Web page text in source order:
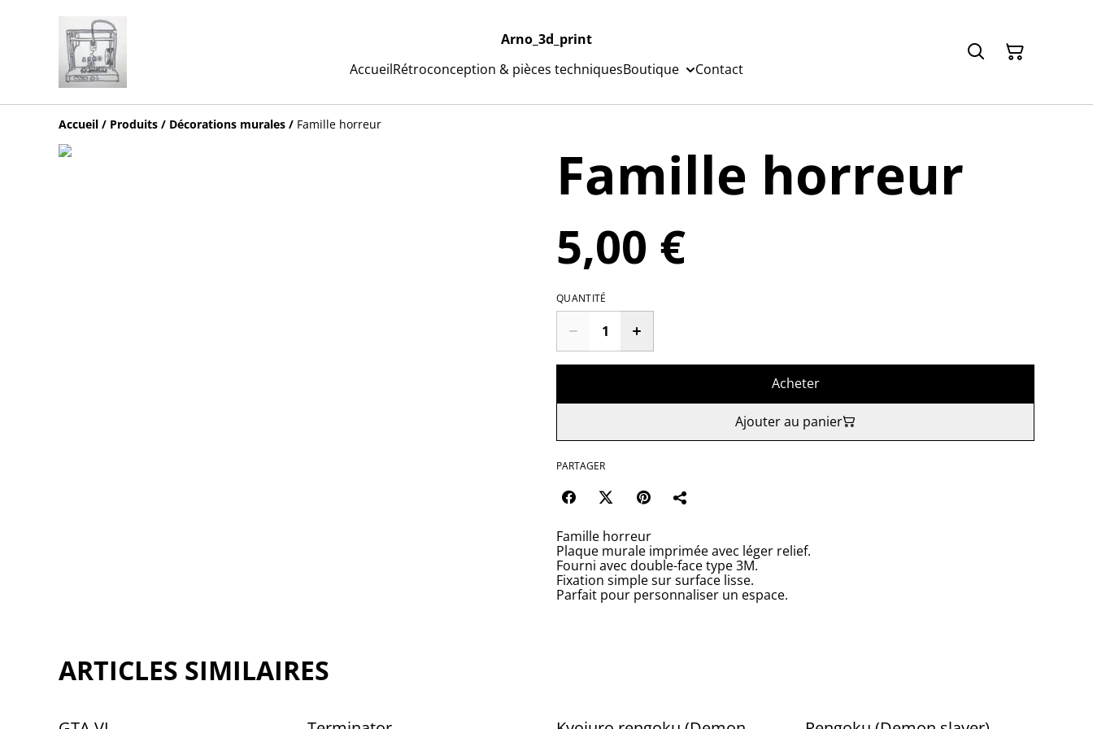
Arno_3d_print
AccueilRétroconception & pièces techniquesBoutique Contact
Accueil / Produits / Décorations murales / Famille horreur
Famille horreur
5,00 €
QUANTITÉ
Acheter
Ajouter au panier
PARTAGER
Famille horreur
Plaque murale imprimée avec léger relief.
Fourni avec double-face type 3M.
Fixation simple sur surface lisse.
Parfait pour personnaliser un espace.
ARTICLES SIMILAIRES